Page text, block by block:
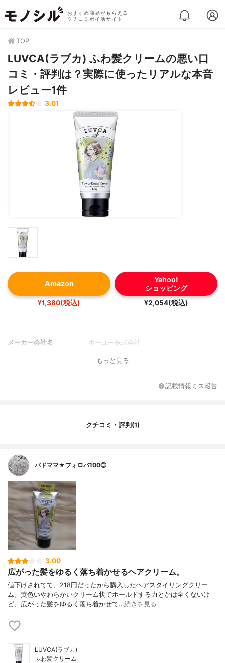
おすすめ商品がもらえる
クチコミポイ活サイト
TOP
LUVCA(ラブカ) ふわ髪クリームの悪い口
コミ・評判は？実際に使ったリアルな本音
レビュー1件
3.01
Amazon
¥1,380(税込)
Yahoo!
ショッピング
¥2,054(税込)
メーカー会社名 ホーユー株式会社
もっと見る
記載情報ミス報告
クチコミ・評判(1)
バドママ★フォロバ100◎
3.00
広がった髪をゆるく落ち着かせるヘアクリーム。
値下げされてて、218円だったから購入したヘアスタイリングクリー
ム。黄色いやわらかいクリーム状でホールドする力とかは全くないけ
ど、広がった髪をゆるく落ち着かせて…続きを見る
LUVCA(ラブカ)
ふわ髪クリーム